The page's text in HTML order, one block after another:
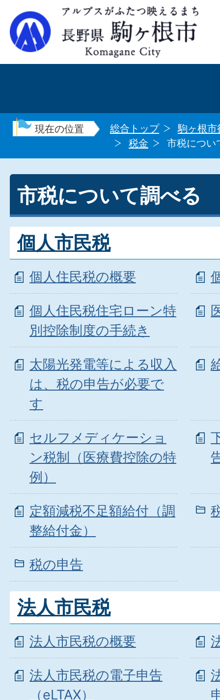
現在の位置 総合トップ
駒ヶ根市
税金
市税につい
市税について調べる
個人市民税
個人住民税の概要
個人住民税住宅ローン特
別控除制度の手続き
太陽光発電等による収入
は、税の申告が必要で
す
セルフメディケーショ
ン税制（医療費控除の特
例）
定額減税不足額給付（調
整給付金）
税の申告
法人市民税
法人市民税の概要
法人市民税の電子申告
（eLTAX）